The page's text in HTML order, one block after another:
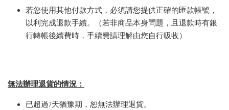
若您使用其他付款方式， 必須請您提供正確的匯款帳號，
以利完成退款手續。（若非商品本身問題，且退款時有銀
行轉帳後續費時，手續費請理解由您自行吸收）
無法辦理退貨的情況：
已超過7天猶豫期，恕無法辦理退貨。